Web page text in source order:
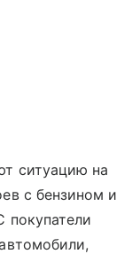
ситуацию на
с бензином и
покупатели